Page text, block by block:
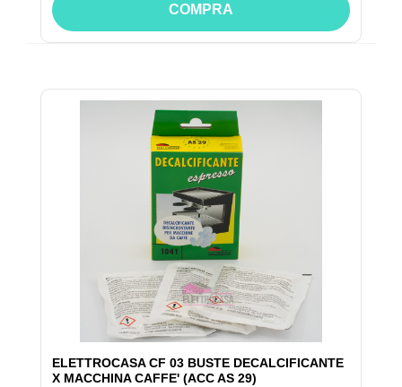
COMPRA
ELETTROCASA CF 03 BUSTE DECALCIFICANTE
X MACCHINA CAFFE' (ACC AS 29)